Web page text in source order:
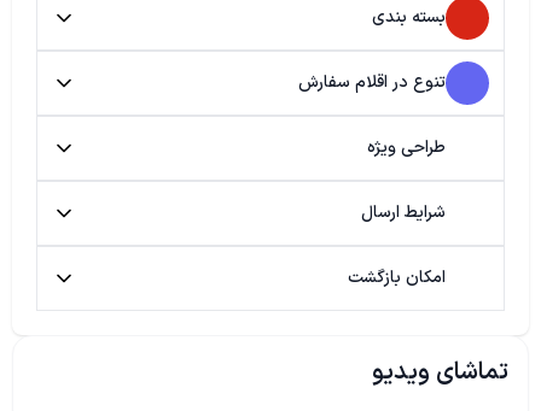
بسته بندی
تنوع در اقلام سفارش
طراحی ویژه
شرایط ارسال
امکان بازگشت
تماشای ویدیو